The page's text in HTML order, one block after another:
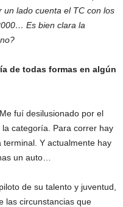
un lado cuenta el TC con los
Es bien clara la
de todas formas en algún
Me fuí desilusionado por el
categoría. Para correr hay
Y actualmente hay
un auto…
de su talento y juventud,
las circunstancias que